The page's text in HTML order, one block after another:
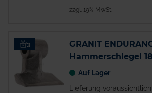
zzgl. 19% MwSt.
3
GRANIT
Hammerschlegel
Auf Lager
Lieferung voraussichtlich